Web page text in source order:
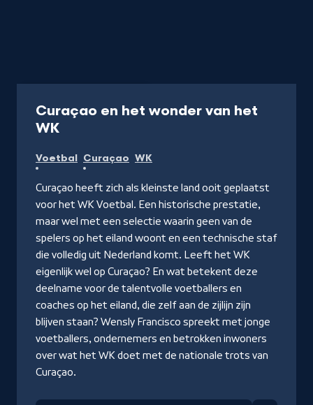
Curaçao en het wonder van het
WK
op
NPO
Start
Voetbal Curaçao WK
Curaçao heeft zich als kleinste land ooit geplaatst
voor het WK Voetbal. Een historische prestatie,
maar wel met een selectie waarin geen van de
spelers op het eiland woont en een technische staf
die volledig uit Nederland komt. Leeft het WK
eigenlijk wel op Curaçao? En wat betekent deze
deelname voor de talentvolle voetballers en
coaches op het eiland, die zelf aan de zijlijn zijn
blijven staan? Wensly Francisco spreekt met jonge
voetballers, ondernemers en betrokken inwoners
over wat het WK doet met de nationale trots van
Curaçao.